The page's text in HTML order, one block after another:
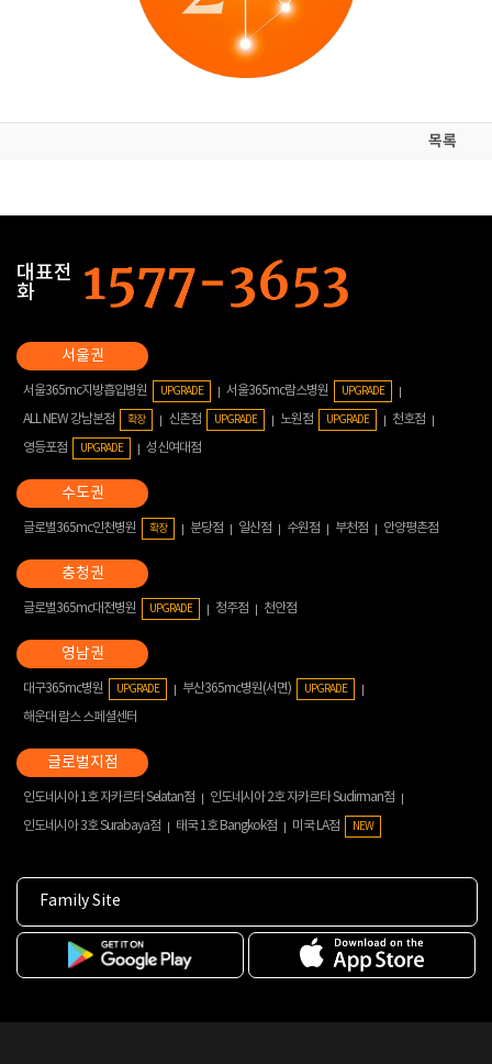
목록
대표전
화
서울365mc지방흡입병원 UPGRADE 서울365mc람스병원 UPGRADE
ALL NEW 강남본점 확장 신촌점 UPGRADE 노원점 UPGRADE
천호점
영등포점
UPGRADE 성신여대점
글로벌365mc인천병원 확장 분당점 일산점 수원점 부천점 안양평촌점
글로벌365mc대전병원 UPGRADE 청주점 천안점
대구365mc병원 UPGRADE 부산365mc병원(서면) UPGRADE
해운대 람스 스페셜센터
인도네시아 1호 자카르타 Selatan점
인도네시아 2호 자카르타 Sudirman점
인도네시아 3호 Surabaya점
태국 1호 Bangkok점 미국 LA점 NEW
Family Site